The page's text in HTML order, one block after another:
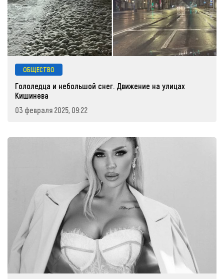
ОБЩЕСТВО
Гололедца и небольшой снег. Движение на улицах
Кишинева
03 февраля 2025, 09:22